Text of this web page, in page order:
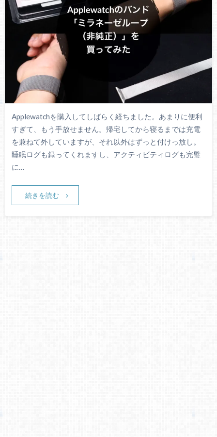
Applewatchを購入してしばらく経ちました。あまりに便利
すぎて、もう手放せません。帰宅してから寝るまでは充電
を兼ねて外していますが、それ以外はずっと付けっ放し。
睡眠ログも録ってくれますし、アクティビティログも完璧
に…
続きを読む